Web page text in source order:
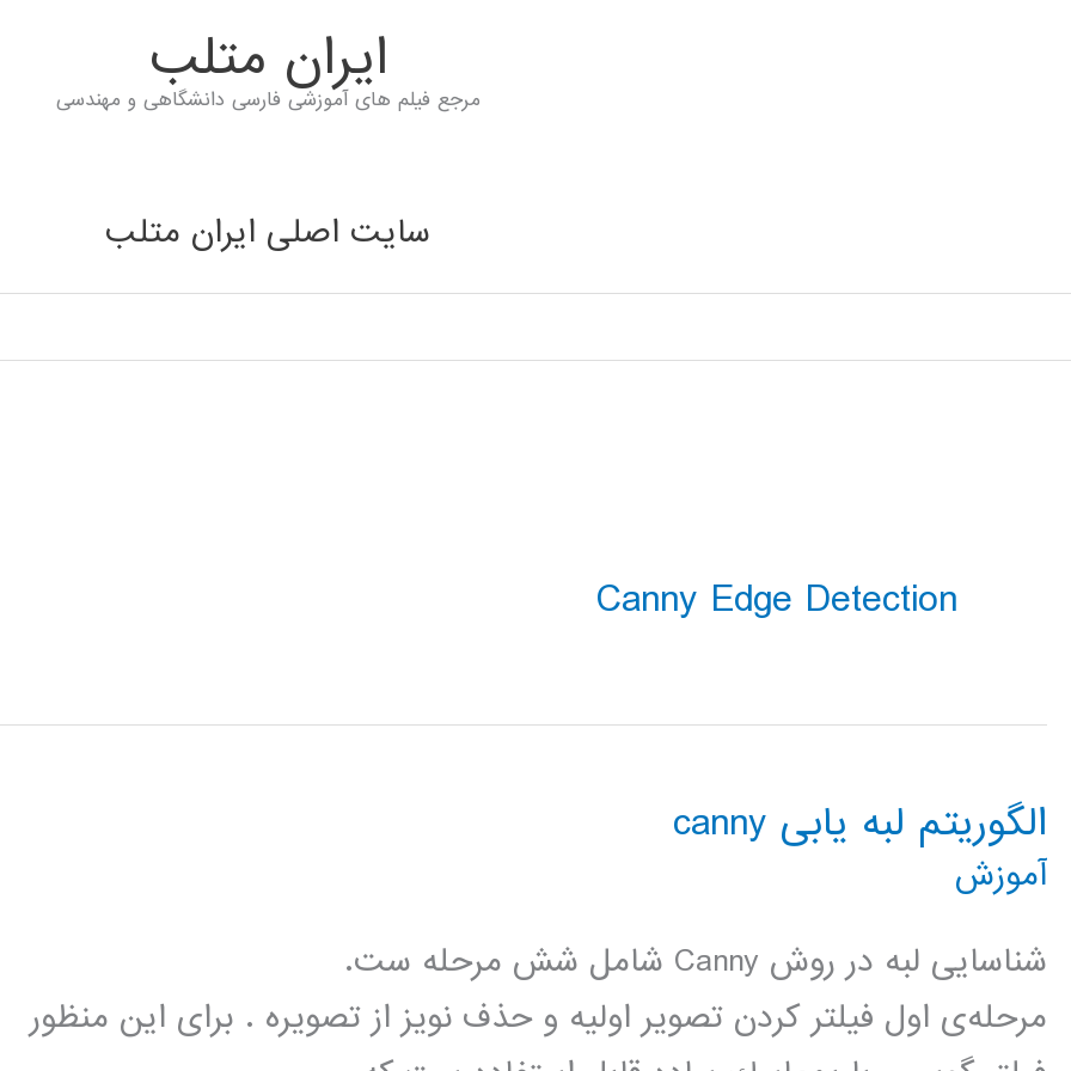
ايران متلب
مرجع فیلم های آموزشی فارسی دانشگاهی و مهندسی
سایت اصلی ایران متلب
Canny Edge Detection
الگوریتم لبه یابی canny
آموزش
شناسایی لبه در روش Canny شامل شش مرحله ست.
مرحله‌ی اول فيلتر كردن تصوير اوليه و حذف نويز از تصويره . برای این منظور